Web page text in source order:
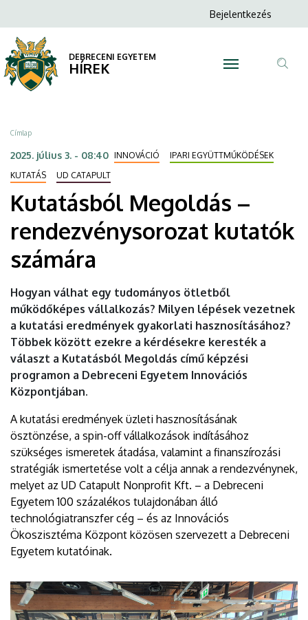
Megoldás
–
rendezvénysorozat
kutatók
számára
DEBRECENI
EGYETEM
a
tartalomra
Anonim
menüje
Bejelentkezés
DEBRECENI EGYETEM
HÍREK
Morzsa
Címlap
2025. július 3. - 08:40 INNOVÁCIÓ
IPARI EGYÜTTMŰKÖDÉSEK
KUTATÁS
UD CATAPULT
Kutatásból Megoldás –
rendezvénysorozat kutatók
számára
Hogyan válhat egy tudományos ötletből
működőképes vállalkozás? Milyen lépések vezetnek
a kutatási eredmények gyakorlati hasznosításához?
Többek között ezekre a kérdésekre keresték a
választ a Kutatásból Megoldás című képzési
programon a Debreceni Egyetem Innovációs
Központjában.
A kutatási eredmények üzleti hasznosításának
ösztönzése, a spin-off vállalkozások indításához
szükséges ismeretek átadása, valamint a finanszírozási
stratégiák ismertetése volt a célja annak a rendezvénynek,
melyet az UD Catapult Nonprofit Kft. – a Debreceni
Egyetem 100 százalékos tulajdonában álló
technológiatranszfer cég – és az Innovációs
Ökoszisztéma Központ közösen szervezett a Debreceni
Egyetem kutatóinak.